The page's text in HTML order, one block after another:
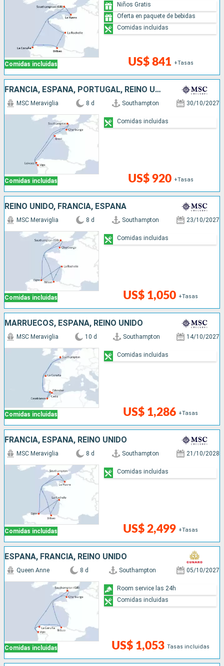
Comidas incluidas US$ 841 +Tasas
Niños Gratis
Oferta en paquete de bebidas
Comidas incluidas
FRANCIA, ESPAÑA, PORTUGAL, REINO UNIDO
Comidas incluidas
MSC Meraviglia 8 d Southampton 30/10/2027
US$ 920 +Tasas
Comidas incluidas
REINO UNIDO, FRANCIA, ESPAÑA
Comidas incluidas
MSC Meraviglia 8 d Southampton 23/10/2027
US$ 1,050 +Tasas
Comidas incluidas
MARRUECOS, ESPAÑA, REINO UNIDO
Comidas incluidas
MSC Meraviglia 10 d Southampton 14/10/2027
US$ 1,286 +Tasas
Comidas incluidas
FRANCIA, ESPAÑA, REINO UNIDO
Comidas incluidas
MSC Meraviglia 8 d Southampton 21/10/2028
US$ 2,499 +Tasas
Comidas incluidas
ESPAÑA, FRANCIA, REINO UNIDO
Comidas incluidas
Queen Anne 8 d Southampton 05/10/2027
US$ 1,053 Tasas incluidas
Room service las 24h
Comidas incluidas